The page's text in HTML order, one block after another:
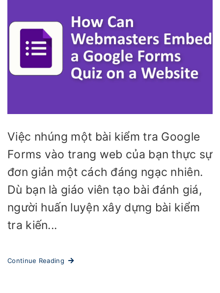
Việc nhúng một bài kiểm tra Google
Forms vào trang web của bạn thực sự
đơn giản một cách đáng ngạc nhiên.
Dù bạn là giáo viên tạo bài đánh giá,
người huấn luyện xây dựng bài kiểm
tra kiến...
Continue Reading